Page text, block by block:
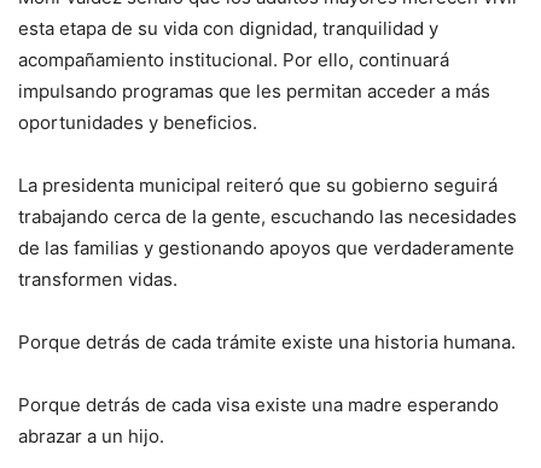
esta etapa de su vida con dignidad, tranquilidad y
acompañamiento institucional. Por ello, continuará
impulsando programas que les permitan acceder a más
oportunidades y beneficios.
La presidenta municipal reiteró que su gobierno seguirá
trabajando cerca de la gente, escuchando las necesidades
de las familias y gestionando apoyos que verdaderamente
transformen vidas.
Porque detrás de cada trámite existe una historia humana.
Porque detrás de cada visa existe una madre esperando
abrazar a un hijo.